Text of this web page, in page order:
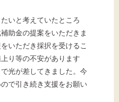
いと考えていたところ
助金の提案をいただきま
いただき採択を受けるこ
り等の不安があります
光が差してきました。今
で引き続き支援をお願い